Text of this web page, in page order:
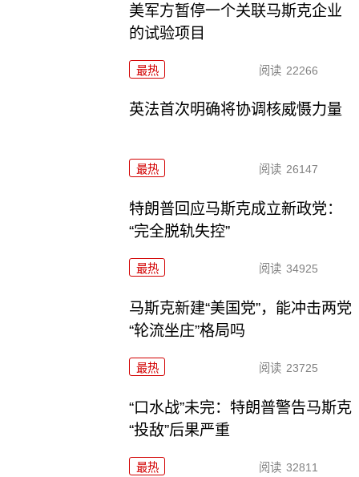
美军方暂停一个关联马斯克企业
的试验项目
最热 阅读 22266
英法首次明确将协调核威慑力量
最热 阅读 26147
特朗普回应马斯克成立新政党：
“完全脱轨失控”
最热 阅读 34925
马斯克新建“美国党”，能冲击两党
“轮流坐庄”格局吗
最热 阅读 23725
“口水战”未完：特朗普警告马斯克
“投敌”后果严重
最热 阅读 32811